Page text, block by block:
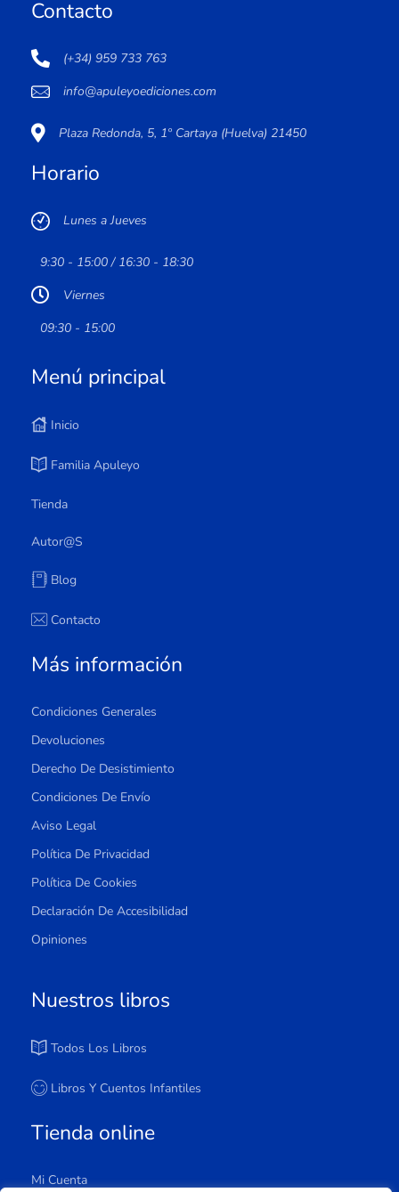
Contacto
(+34) 959 733 763
info@apuleyoediciones.com
Plaza Redonda, 5, 1º Cartaya (Huelva) 21450
Horario
Lunes a Jueves
9:30 - 15:00 / 16:30 - 18:30
Viernes
09:30 - 15:00
Menú principal
Inicio
Familia Apuleyo
Tienda
Autor@s
Blog
Contacto
Más información
Condiciones Generales
Devoluciones
Derecho De Desistimiento
Condiciones De Envío
Aviso Legal
Política De Privacidad
Política De Cookies
Declaración De Accesibilidad
Opiniones
Nuestros libros
Todos Los Libros
Libros Y Cuentos Infantiles
Tienda online
Mi Cuenta